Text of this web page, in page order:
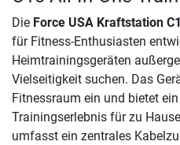
Die Force USA Kraftstation
für Fitness-Enthusiasten
Heimtrainingsgeräten
Vielseitigkeit suchen. Das
Fitnessraum ein und bietet
Trainingserlebnis für zu
umfasst ein zentrales